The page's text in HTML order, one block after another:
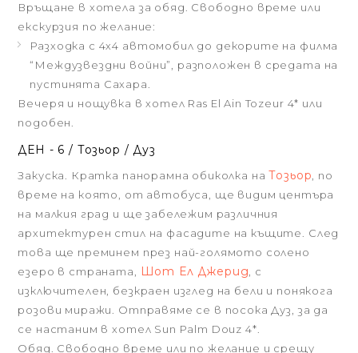
Връщане в хотела за обяд. Свободно време или
екскурзия по желание:
Разходка с 4х4 автомобил до декорите на филма
“Междузвездни войни”, разположен в средата на
пустинята Сахара.
Вечеря и нощувка в хотел Ras El Ain Tozeur 4* или
подобен.
ДЕН - 6 / Тозьор / Дуз
Закуска. Кратка панорамна обиколка наТозьор , по
време на която, от автобуса, ще видим центъра
на малкия град и ще забележим различния
архитектурен стил на фасадите на къщите. След
това ще преминем през най-голямото солено
езеро в страната,
Шот Ел Джерид , с
изключителен, безкраен изглед на бели и понякога
розови миражи. Отправяме се в посока Дуз, за да
се настаним в хотел Sun Palm Douz 4*.
Обяд. Свободно време или по желание и срещу